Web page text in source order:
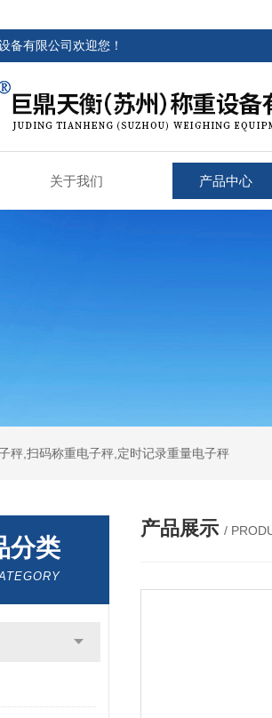
备有限公司欢迎您！
关于我们 产品中心
秤,扫码称重电子秤,定时记录重量电子秤
分类
产品展示 /